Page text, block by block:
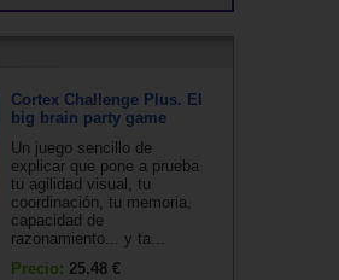
Cortex Challenge Plus. El
big brain party game
Un juego sencillo de
explicar que pone a prueba
tu agilidad visual, tu
coordinación, tu memoria,
capacidad de
razonamiento... y ta...
Precio: 25.48 €